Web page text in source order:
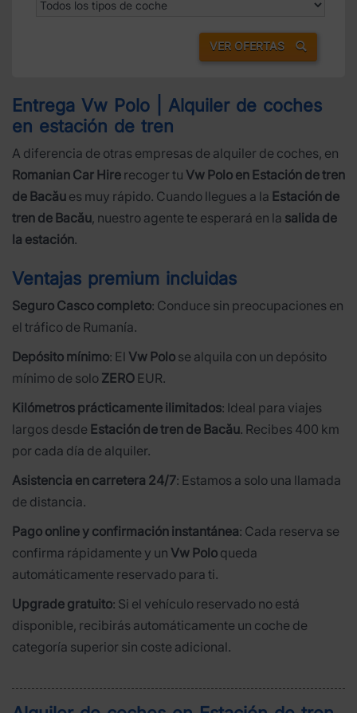
VER OFERTAS
Entrega Vw Polo | Alquiler de coches
en estación de tren
A diferencia de otras empresas de alquiler de coches, en
Romanian Car Hire recoger tu Vw Polo en Estación de tren
de Bacău es muy rápido. Cuando llegues a la Estación de
tren de Bacău, nuestro agente te esperará en la salida de
la estación.
Ventajas premium incluidas
Seguro Casco completo: Conduce sin preocupaciones en
el tráfico de Rumanía.
Depósito mínimo: El Vw Polo se alquila con un depósito
mínimo de solo ZERO EUR.
Kilómetros prácticamente ilimitados: Ideal para viajes
largos desde Estación de tren de Bacău. Recibes 400 km
por cada día de alquiler.
Asistencia en carretera 24/7: Estamos a solo una llamada
de distancia.
Pago online y confirmación instantánea: Cada reserva se
confirma rápidamente y un Vw Polo queda
automáticamente reservado para ti.
Upgrade gratuito: Si el vehículo reservado no está
disponible, recibirás automáticamente un coche de
categoría superior sin coste adicional.